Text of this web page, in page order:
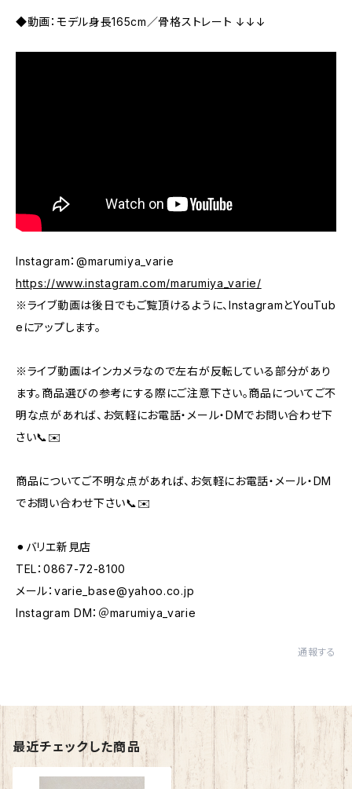
◆動画：モデル身長165cm／骨格ストレート ↓↓↓
Instagram：@marumiya_varie
https://www.instagram.com/marumiya_varie/
※ライブ動画は後日でもご覧頂けるように、InstagramとYouTub
eにアップします。
※ライブ動画はインカメラなので左右が反転している部分があり
ます。商品選びの参考にする際にご注意下さい。商品についてご不
明な点があれば、お気軽にお電話・メール・DMでお問い合わせ下
さい📞✉️
商品についてご不明な点があれば、お気軽にお電話・メール・DM
でお問い合わせ下さい📞✉️
⚫︎バリエ新見店
TEL：0867-72-8100
メール： varie_base@yahoo.co.jp
Instagram DM：＠marumiya_varie
通報する
最近チェックした商品